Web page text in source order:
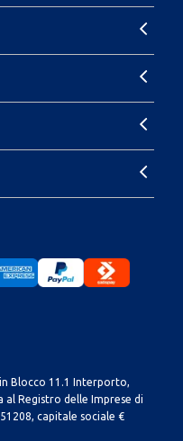
Blocco 11.1 Interporto,
al Registro delle Imprese di
capitale sociale €